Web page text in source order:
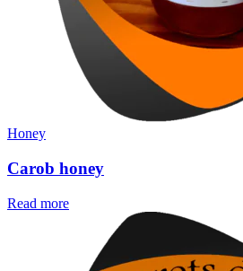
Honey
Carob honey
Read more